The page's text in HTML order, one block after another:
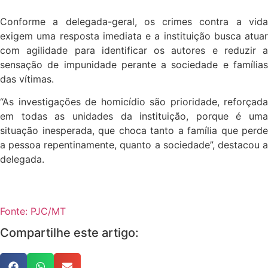
Conforme a delegada-geral, os crimes contra a vida
exigem uma resposta imediata e a instituição busca atuar
com agilidade para identificar os autores e reduzir a
sensação de impunidade perante a sociedade e famílias
das vítimas.
“As investigações de homicídio são prioridade, reforçada
em todas as unidades da instituição, porque é uma
situação inesperada, que choca tanto a família que perde
a pessoa repentinamente, quanto a sociedade”, destacou a
delegada.
Fonte: PJC/MT
Compartilhe este artigo: